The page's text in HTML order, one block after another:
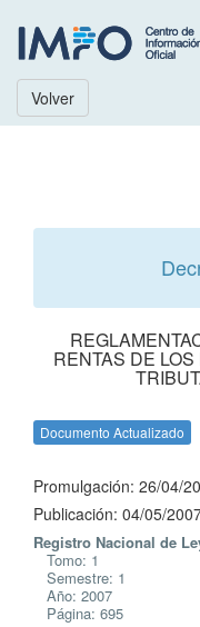
Volver
RENTAS DE
Documento Actualizado
Promulgación: 26/04/
Publicación: 04/05/
Registro Nacional de
Tomo: 1
Semestre: 1
Año: 2007
Página: 695